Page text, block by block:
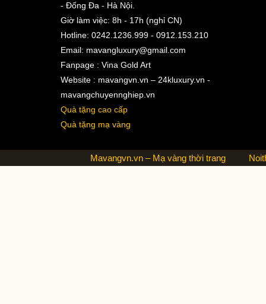
- Đống Đa - Hà Nội.
Giờ làm việc: 8h - 17h (nghỉ CN)
Hotline: 0242.1236.999 - 0912.153.210
Email: mavangluxury@gmail.com
Fanpage : Vina Gold Art
Website : mavangvn.vn – 24kluxury.vn -
mavangchuyennghiep.vn
Quà tặng cao cấp
Quà tặng mạ vàng
Mavangvn.vn – Mạ vàng thời trang